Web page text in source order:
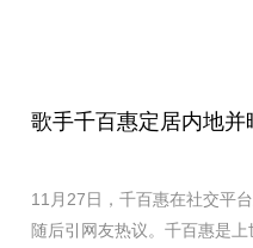
歌手千百惠定居内地
11月27日，千百惠在社交平
随后引网友热议。千百惠是